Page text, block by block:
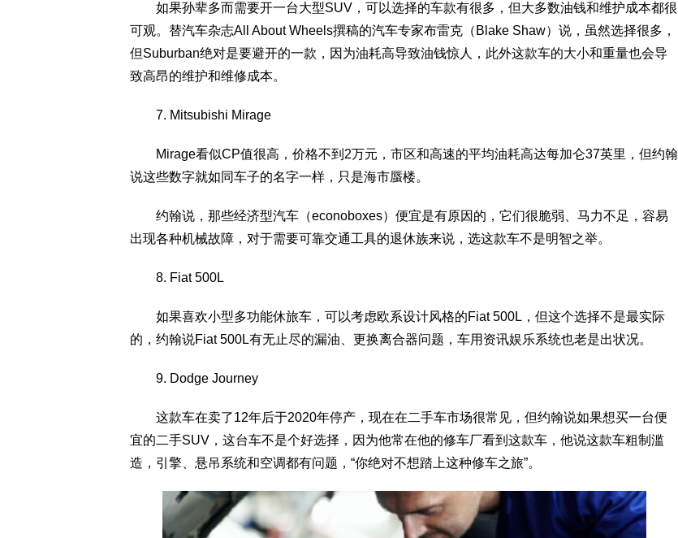
如果孙辈多而需要开一台大型SUV，可以选择的车款有很多，但大多数油钱和维护成本都很
可观。替汽车杂志All About Wheels撰稿的汽车专家布雷克（Blake Shaw）说，虽然选择很多，
但Suburban绝对是要避开的一款，因为油耗高导致油钱惊人，此外这款车的大小和重量也会导
致高昂的维护和维修成本。
7. Mitsubishi Mirage
Mirage看似CP值很高，价格不到2万元，市区和高速的平均油耗高达每加仑37英里，但约翰
说这些数字就如同车子的名字一样，只是海市蜃楼。
约翰说，那些经济型汽车（econoboxes）便宜是有原因的，它们很脆弱、马力不足，容易
出现各种机械故障，对于需要可靠交通工具的退休族来说，选这款车不是明智之举。
8. Fiat 500L
如果喜欢小型多功能休旅车，可以考虑欧系设计风格的Fiat 500L，但这个选择不是最实际
的，约翰说Fiat 500L有无止尽的漏油、更换离合器问题，车用资讯娱乐系统也老是出状况。
9. Dodge Journey
这款车在卖了12年后于2020年停产，现在在二手车市场很常见，但约翰说如果想买一台便
宜的二手SUV，这台车不是个好选择，因为他常在他的修车厂看到这款车，他说这款车粗制滥
造，引擎、悬吊系统和空调都有问题，“你绝对不想踏上这种修车之旅”。